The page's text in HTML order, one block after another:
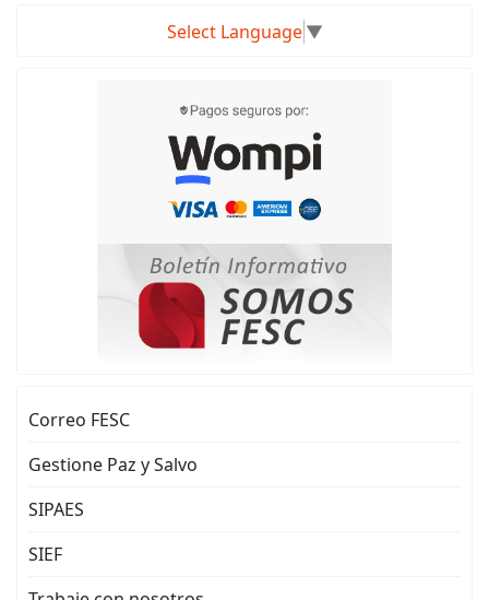
Select Language▼
Correo FESC
Gestione Paz y Salvo
SIPAES
SIEF